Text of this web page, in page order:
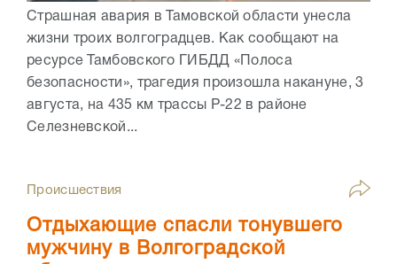
Страшная авария в Тамовской области унесла
жизни троих волгоградцев. Как сообщают на
ресурсе Тамбовского ГИБДД «Полоса
безопасности», трагедия произошла накануне, 3
августа, на 435 км трассы Р-22 в районе
Селезневской...
Происшествия
Отдыхающие спасли тонувшего
мужчину в Волгоградской